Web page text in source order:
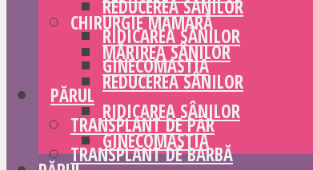
REDUCEREA SÂNILOR
RIDICAREA SÂNILOR
GINECOMASTIA
PĂRUL
TRANSPLANT DE PĂR
TRANSPLANT DE BARBĂ
CHIRURGIE MAMARĂ
MĂRIREA SÂNILOR
REDUCEREA SÂNILOR
RIDICAREA SÂNILOR
GINECOMASTIA